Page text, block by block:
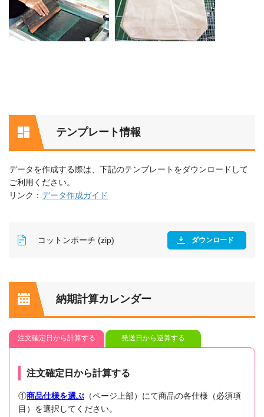
テンプレート情報
データを作成する際は、下記のテンプレートをダウンロードして
ご利用ください。
リンク： データ作成ガイド
コットンポーチ (zip) ダウンロード
納期計算カレンダー
注文確定日から計算する 発送日から逆算する
注文確定日から計算する
①商品仕様を選ぶ （ページ上部）にて商品の各仕様（必須項
目）を選択してください。